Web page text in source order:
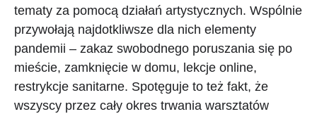
tematy za pomocą działań artystycznych. Wspólnie
przywołają najdotkliwsze dla nich elementy
pandemii – zakaz swobodnego poruszania się po
mieście, zamknięcie w domu, lekcje online,
restrykcje sanitarne. Spotęguje to też fakt, że
wszyscy przez cały okres trwania warsztatów